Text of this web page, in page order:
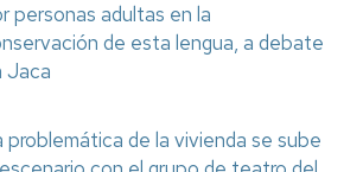
personas adultas en la
de esta lengua, a debate
Jaca
problemática de la vivienda se sube